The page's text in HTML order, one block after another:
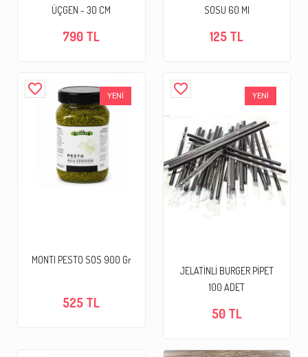
ÜÇGEN - 30 CM
790 TL
SOSU 60 Ml
125 TL
favorite_border YENİ
MONTI PESTO SOS 900 Gr
525 TL
favorite_border YENİ
JELATİNLİ BURGER PİPET
100 ADET
50 TL